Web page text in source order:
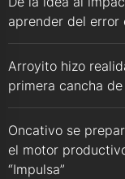
aprender del error
Arroyito hizo
primera cancha
Oncativo se
el motor
“Impulsa”